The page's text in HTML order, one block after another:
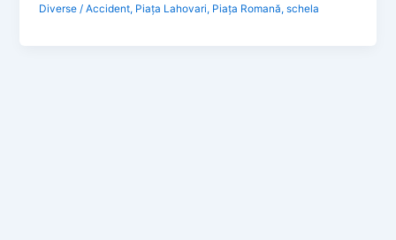
Diverse /Accident, Piața Lahovari, Piața Romană,schela